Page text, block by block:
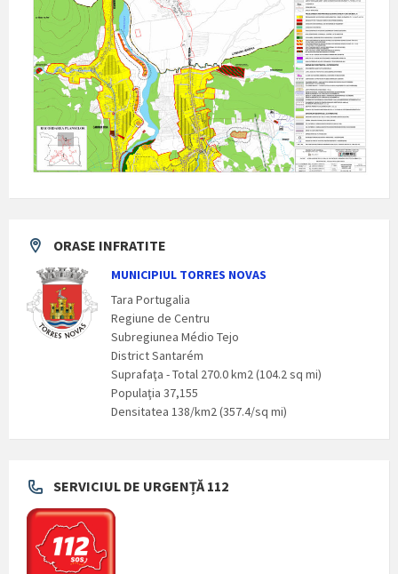
ORASE INFRATITE
MUNICIPIUL TORRES NOVAS
Tara Portugalia
Regiune de Centru
Subregiunea Médio Tejo
District Santarém
Suprafaţa - Total 270.0 km2 (104.2 sq mi)
Populaţia 37,155
Densitatea 138/km2 (357.4/sq mi)
SERVICIUL DE URGENȚĂ 112